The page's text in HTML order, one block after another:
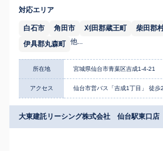
対応エリア
白石市 角田市 刈田郡蔵王町 柴田郡
伊具郡丸森町 他...
所在地 宮城県仙台市青葉区吉成1-4-21
アクセス 仙台市営バス「吉成1丁目」 徒歩
大東建託リーシング株式会社 仙台駅東口店